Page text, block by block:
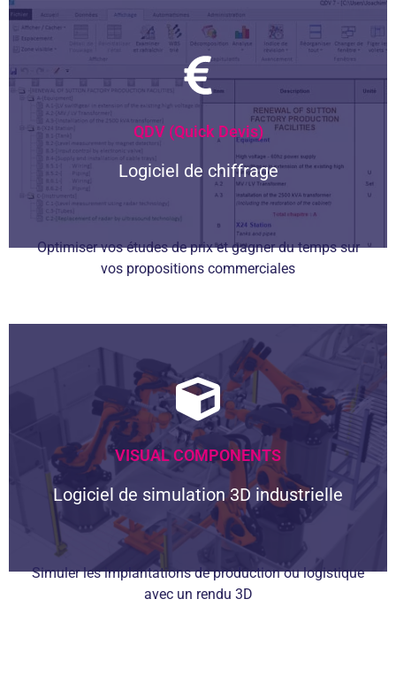
QDV (Quick Devis)
Logiciel de chiffrage
L'outil d'étude de prix le plus puissant et
le plus flexible du marché. Gagnez du
temps et diminuer les erreurs
Découvrir QDV
Optimiser vos études de prix et gagner du temps sur
vos propositions commerciales
VISUAL COMPONENTS
Logiciel de simulation 3D industrielle
Simuler les implantations de production ou logistique
avec un rendu 3D